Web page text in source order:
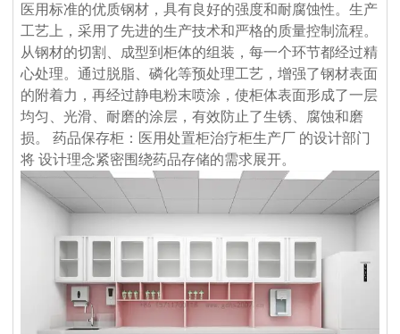
医用标准的优质钢材，具有良好的强度和耐腐蚀性。生产
工艺上，采用了先进的生产技术和严格的质量控制流程。
从钢材的切割、成型到柜体的组装，每一个环节都经过精
心处理。通过脱脂、磷化等预处理工艺，增强了钢材表面
的附着力，再经过静电粉末喷涂，使柜体表面形成了一层
均匀、光滑、耐磨的涂层，有效防止了生锈、腐蚀和磨
损。 药品保存柜：医用处置柜治疗柜生产厂 的设计部门
将 设计理念紧密围绕药品存储的需求展开。
360度服务：
VOUPLUS组建了专业的工程团队，为工程客户和品牌店客户提
供完善的服务和****的项目解决方案。工程团队负责投标项目、
方案设计、配置、现场测量、验收报告、后续服务等。项目案例
来自政府、医疗机构、教育系统、酒店、银行等各行各业。我们
还负责提供专业的服务，通过提供培训课程帮助品牌店客户建立
强大的销售团队，这就是过去15年来客户选择我们的原因。
服务理念：客户至上
售前服务：
VOUPLUS坚持把专业的人放在合适的岗位，工程团队为客户提
供专业的方案设计、**合理的空间配置、后期的跟进工作，致力
于打造和谐的工作环境。
Q2.我可以参观你们的工厂吗？
当然，我们的工厂位于中国广州，距离广州白云国际机场仅 12
公里。如果您想参观我们的工厂，请联系我们预约。除了带您参
观我们的工厂外，我们还可以帮助您预订酒店、机场接机等。
Q3.你们工厂的付款期限是怎样的？
标准产品，通常以 TT 30% 定金，装货前 70% 余款；信用证；
OA；贸易保证可接受。定制产品需支付 50% 定金。
Q4：交货时间怎么样？
标准产品需要5-7个工作日，定制产品时间需要20天；大批量生
产需要10天**。
Q5：我是一个小批发商，你们接受小额订单吗？
当然可以。从您联系我们的那一刻起，您就成为我们宝贵的潜在
客户。无论您的数量多大或少，我们都期待与您合作，希望我们